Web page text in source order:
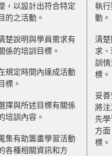
，以設計出符合特定
的之活動。
楚說明與學員需求有
係的培訓目標。
規定時間內達成活動
標。
擇與所述目標有關係
培訓內容。
集有助籌畫學習活動
各種相關資訊和方
執
動。
清
求
訓
標。
妥
將
先
方
標。